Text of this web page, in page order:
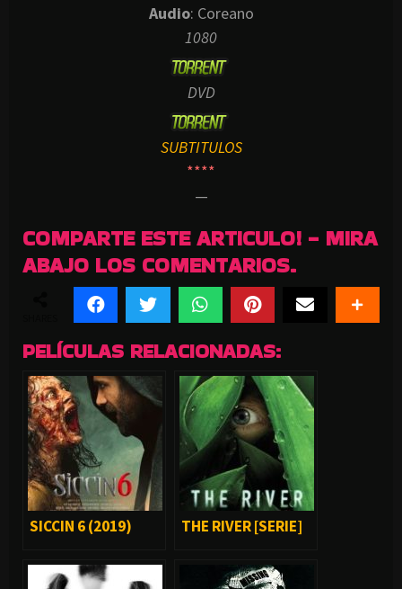
Audio: Coreano
1080
DVD
SUBTITULOS
****
—
COMPARTE ESTE ARTICULO! - MIRA
ABAJO LOS COMENTARIOS.
PELÍCULAS RELACIONADAS:
SICCIN 6 (2019) THE RIVER [SERIE]